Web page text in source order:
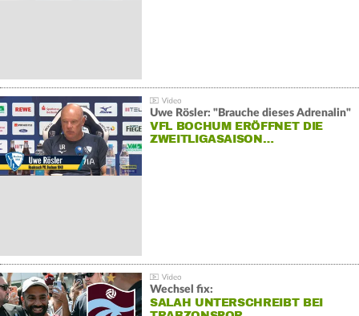
Uwe Rösler: "Brauche dieses Adrenalin"
VFL BOCHUM ERÖFFNET DIE
ZWEITLIGASAISON…
Wechsel fix:
SALAH UNTERSCHREIBT BEI